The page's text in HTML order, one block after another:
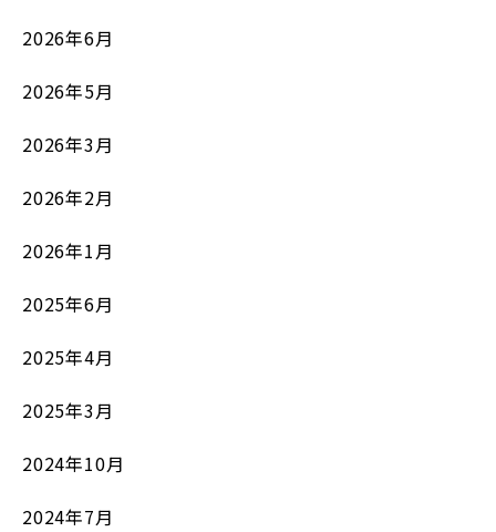
2026年6月
2026年5月
2026年3月
2026年2月
2026年1月
2025年6月
2025年4月
2025年3月
2024年10月
2024年7月